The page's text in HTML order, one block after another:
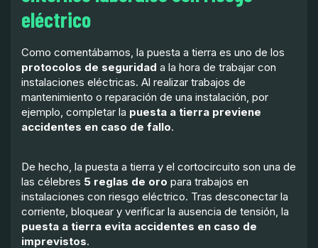
eléctrico
Como comentábamos, la puesta a tierra es uno de los
protocolos de seguridad a la hora de trabajar con
instalaciones eléctricas. Al realizar trabajos de
mantenimiento o reparación de una instalación, por
ejemplo, completar la puesta a tierra previene
accidentes en caso de fallo.
De hecho, la puesta a tierra y el cortocircuito son una de
las célebres 5 reglas de oro para trabajos en
instalaciones con riesgo eléctrico. Tras desconectar la
corriente, bloquear y verificar la ausencia de tensión, la
puesta a tierra evita accidentes en caso de
imprevistos.